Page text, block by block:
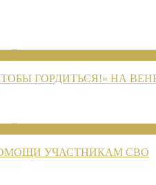
ГОРДИТЬСЯ!» НА
УЧАСТНИКАМ СВО